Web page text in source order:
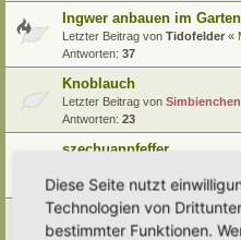
Ingwer anbauen im Garten
Letzter Beitrag von Tidofelder «
Antworten: 37
Knoblauch
Letzter Beitrag von Simbienchen
Antworten: 23
szechuanpfeffer
Antworten:23
Dill
Letzter Beitrag vonAlma«Di
Diese Seite nutzt
Technologien von
bestimmter Funktionen.